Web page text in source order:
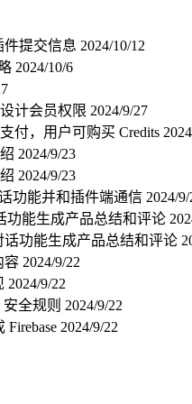
件提交信息 2024/10/12
2024/10/6
计会员权限 2024/9/27
付，用户可购买 Credits
2024/9/23
2024/9/23
功能并和插件端通信 2024/
功能生成产品总结和评论
话功能生成产品总结和评论
容 2024/9/22
2024/9/22
全规则 2024/9/22
Firebase 2024/9/22